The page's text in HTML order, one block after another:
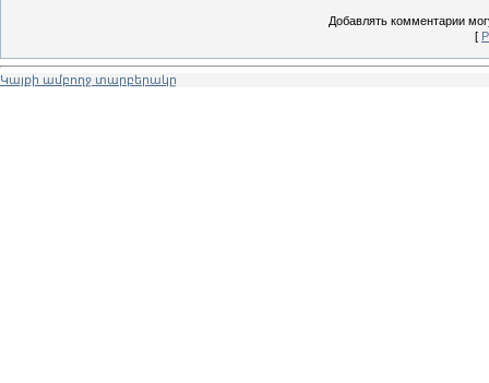
Добавлять комментарии
[
Կայքի ամբողջ տարբերակը